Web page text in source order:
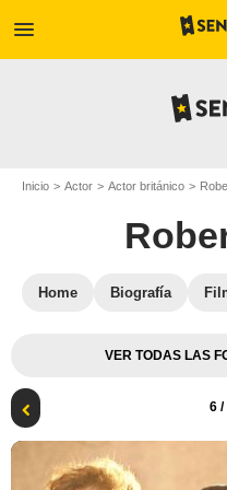
menu
Inicio Actor Actor británico
Home Biografía
VER TODAS LAS
6/